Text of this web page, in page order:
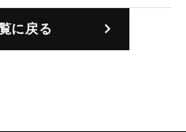
ている。
に戻る